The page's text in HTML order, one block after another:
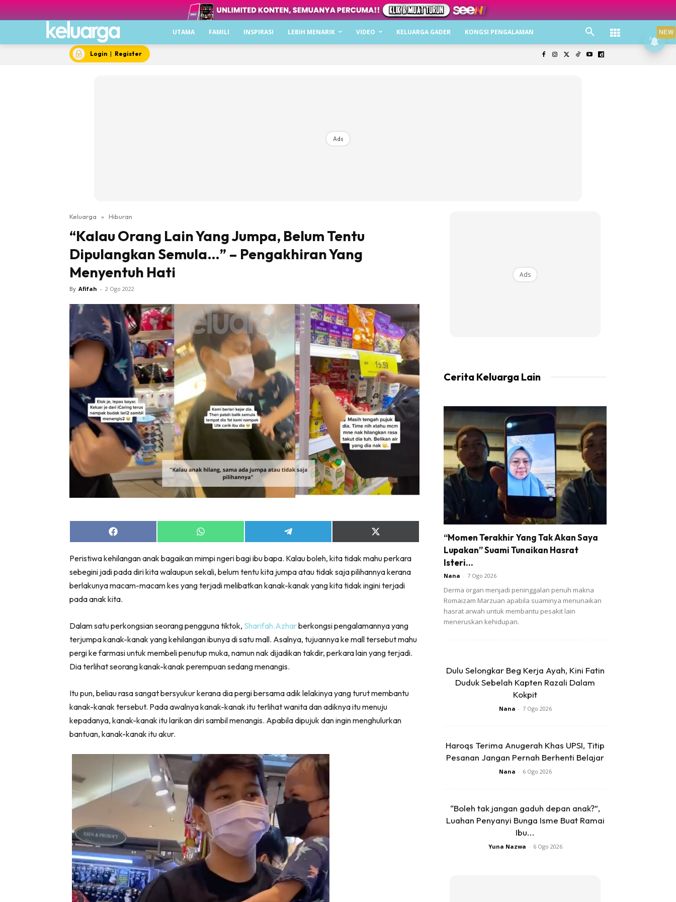
UTAMA FAMILI INSPIRASI LEBIH MENARIK VIDEO KELUARGA GADER KONGSI PENGALAMAN
Login | Register
Ads
Keluarga » Hiburan
“Kalau Orang Lain Yang Jumpa, Belum Tentu
Dipulangkan Semula…” – Pengakhiran Yang
Menyentuh Hati
By Afifah - 2 Ogo 2022
Share
on
Share
on
Share
on
Share
on
(Twitter)
Peristiwa kehilangan anak bagaikan mimpi ngeri bagi ibu bapa. Kalau boleh, kita tidak mahu perkara
sebegini jadi pada diri kita walaupun sekali, belum tentu kita jumpa atau tidak saja pilihannya kerana
berlakunya macam-macam kes yang terjadi melibatkan kanak-kanak yang kita tidak ingini terjadi
pada anak kita.
Dalam satu perkongsian seorang pengguna tiktok, Sharifah.Azharberkongsi pengalamannya yang
terjumpa kanak-kanak yang kehilangan ibunya di satu mall. Asalnya, tujuannya ke mall tersebut mahu
pergi ke farmasi untuk membeli penutup muka, namun nak dijadikan takdir, perkara lain yang terjadi.
Dia terlihat seorang kanak-kanak perempuan sedang menangis.
Itu pun, beliau rasa sangat bersyukur kerana dia pergi bersama adik lelakinya yang turut membantu
kanak-kanak tersebut. Pada awalnya kanak-kanak itu terlihat wanita dan adiknya itu menuju
kepadanya, kanak-kanak itu larikan diri sambil menangis. Apabila dipujuk dan ingin menghulurkan
bantuan, kanak-kanak itu akur.
Ads
Cerita Keluarga Lain
“Momen Terakhir Yang Tak Akan Saya
Lupakan” Suami Tunaikan Hasrat
Isteri...
Nana - 7 Ogo 2026
Derma organ menjadi peninggalan penuh makna
Romaizam Marzuan apabila suaminya menunaikan
hasrat arwah untuk membantu pesakit lain
meneruskan kehidupan.
Dulu Selongkar Beg Kerja Ayah, Kini Fatin
Duduk Sebelah Kapten Razali Dalam
Kokpit
Nana - 7 Ogo 2026
Haroqs Terima Anugerah Khas UPSI, Titip
Pesanan Jangan Pernah Berhenti Belajar
Nana - 6 Ogo 2026
“Boleh tak jangan gaduh depan anak?”,
Luahan Penyanyi Bunga Isme Buat Ramai
Ibu...
Yuna Nazwa - 6 Ogo 2026
NEW